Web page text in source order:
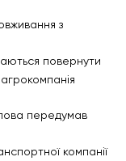
з
повернути
передумав
компанії